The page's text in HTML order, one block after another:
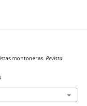
montoneras. Revista